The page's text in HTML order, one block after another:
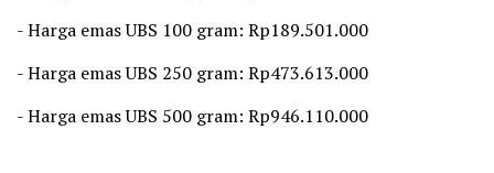
‎- Harga emas UBS 100 gram: Rp189.501.000
‎- Harga emas UBS 250 gram: Rp473.613.000
‎- Harga emas UBS 500 gram: Rp946.110.000